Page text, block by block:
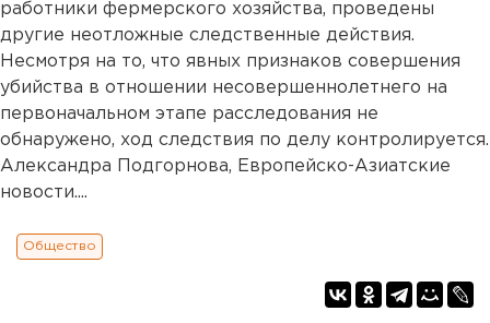
работники фермерского хозяйства, проведены
другие неотложные следственные действия.
Несмотря на то, что явных признаков совершения
убийства в отношении несовершеннолетнего на
первоначальном этапе расследования не
обнаружено, ход следствия по делу контролируется.
Александра Подгорнова, Европейско-Азиатские
новости....
Общество